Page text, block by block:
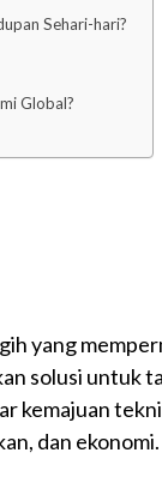
Sehari-hari?
Global?
yang
solusi untuk
kemajuan
dan ekonomi.